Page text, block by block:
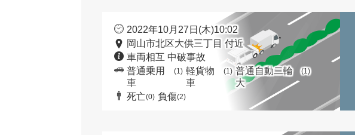
2022年10月27日(木)10:02
岡山市北区大供三丁目 付近
車両相互 中破事故
普通乗用
車
(1) 軽貨物
車
(1) 普通自動二輪
大
(1)
死亡(0) 負傷(2)